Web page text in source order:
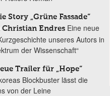
Story „Grüne Fassade“
Christian Endres Eine neue
unseres Autors in
der Wissenschaft“
Trailer für „Hope“
Blockbuster lässt die
von der Leine